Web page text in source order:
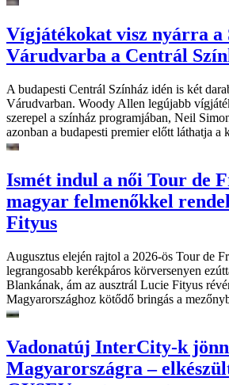
Vígjátékokat visz nyárra a
Várudvarba a Centrál
A budapesti Centrál Színház idén is két
Várudvarban. Woody Allen legújabb
szerepel a színház programjában, Neil
azonban a budapesti premier előtt láthatja a
Ismét indul a női Tour de
magyar felmenőkkel
Fityus
Augusztus elején rajtol a 2026-ös Tour de
legrangosabb kerékpáros körversenyen
Blankának, ám az ausztrál Lucie Fityus
Magyarországhoz kötődő bringás a
Vadonatúj InterCity-k
Magyarországra –